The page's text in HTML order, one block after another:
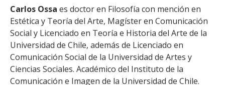
Carlos Ossa es doctor en Filosofía con mención en
Estética y Teoría del Arte, Magíster en Comunicación
Social y Licenciado en Teoría e Historia del Arte de la
Universidad de Chile, además de Licenciado en
Comunicación Social de la Universidad de Artes y
Ciencias Sociales. Académico del Instituto de la
Comunicación e Imagen de la Universidad de Chile.